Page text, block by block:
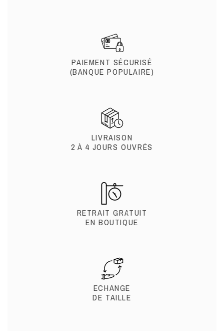
PAIEMENT SÉCURISÉ
(BANQUE POPULAIRE)
LIVRAISON
2 À 4 JOURS OUVRÉS
RETRAIT GRATUIT
EN BOUTIQUE
ECHANGE
DE TAILLE